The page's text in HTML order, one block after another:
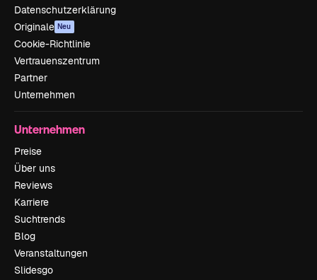
Datenschutzerklärung
Originale Neu
Cookie-Richtlinie
Vertrauenszentrum
Partner
Unternehmen
Unternehmen
Preise
Über uns
Reviews
Karriere
Suchtrends
Blog
Veranstaltungen
Slidesgo